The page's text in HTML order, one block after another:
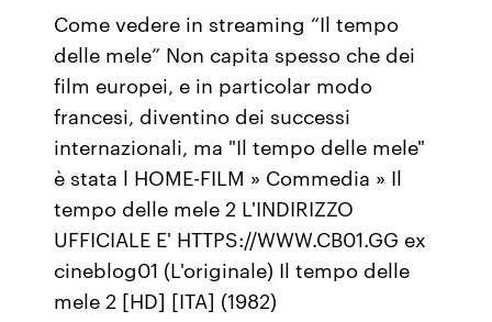
Come vedere in streaming “Il tempo
delle mele” Non capita spesso che dei
film europei, e in particolar modo
francesi, diventino dei successi
internazionali, ma "Il tempo delle mele"
è stata l HOME-FILM » Commedia » Il
tempo delle mele 2 L'INDIRIZZO
UFFICIALE E' HTTPS://WWW.CB01.GG ex
cineblog01 (L'originale) Il tempo delle
mele 2 [HD] [ITA] (1982)